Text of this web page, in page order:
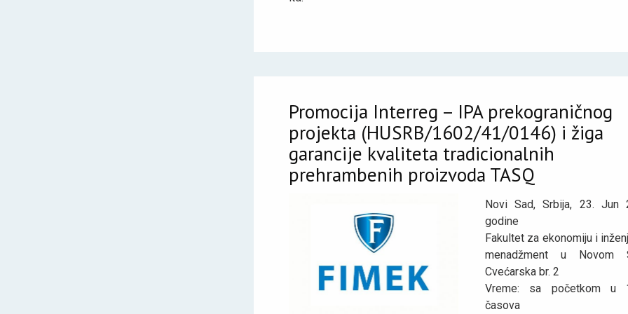
Promocija Interreg – IPA prekograničnog
projekta (HUSRB/1602/41/0146) i žiga
garancije kvaliteta tradicionalnih
prehrambenih proizvoda TASQ
Novi Sad, Srbija, 23. Jun
godine
Fakultet za ekonomiju i
menadžment u Novom
Cvećarska br. 2
Vreme: sa početkom u
časova